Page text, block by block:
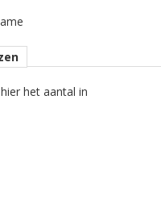
het aantal in